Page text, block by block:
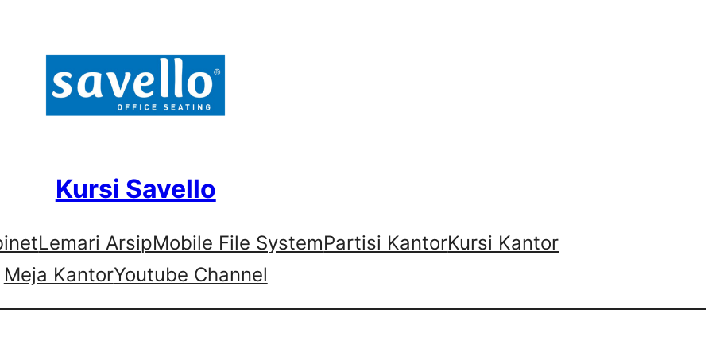
Kursi Savello
Lemari ArsipMobile File SystemPartisi KantorKursi Kantor
Meja KantorYoutube Channel